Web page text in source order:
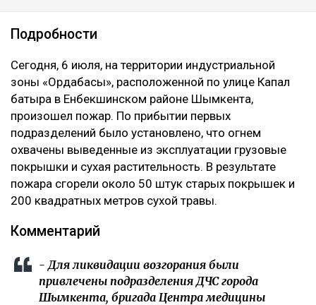
Подробности
Сегодня, 6 июля, на территории индустриальной
зоны «Ордабасы», расположенной по улице Капал
батыра в Енбекшинском районе Шымкента,
произошел пожар. По прибытии первых
подразделений было установлено, что огнем
охвачены выведенные из эксплуатации грузовые
покрышки и сухая растительность. В результате
пожара сгорели около 50 штук старых покрышек и
200 квадратных метров сухой травы.
Комментарий
- Для ликвидации возгорания были
привлечены подразделения ДЧС города
Шымкента, бригада Центра медицины